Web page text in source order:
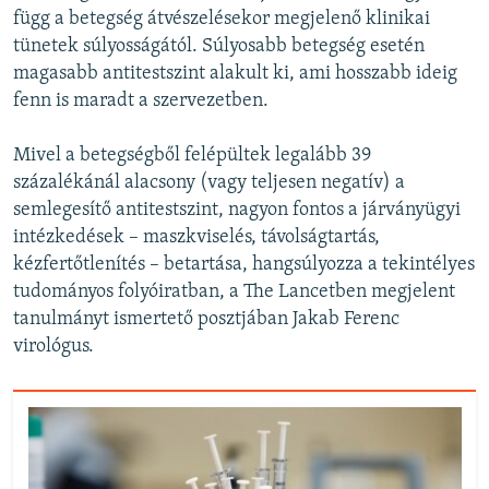
függ a betegség átvészelésekor megjelenő klinikai
tünetek súlyosságától. Súlyosabb betegség esetén
magasabb antitestszint alakult ki, ami hosszabb ideig
fenn is maradt a szervezetben.
Mivel a betegségből felépültek legalább 39
százalékánál alacsony (vagy teljesen negatív) a
semlegesítő antitestszint, nagyon fontos a járványügyi
intézkedések – maszkviselés, távolságtartás,
kézfertőtlenítés – betartása, hangsúlyozza a tekintélyes
tudományos folyóiratban, a The Lancetben megjelent
tanulmányt ismertető posztjában Jakab Ferenc
virológus.